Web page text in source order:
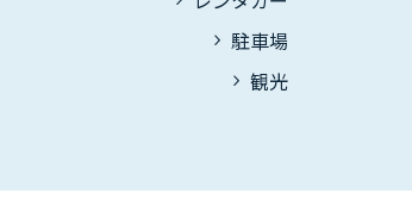
駐車場
観光